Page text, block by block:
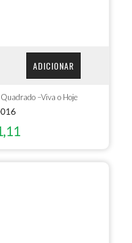
ADICIONAR
–Viva o Hoje